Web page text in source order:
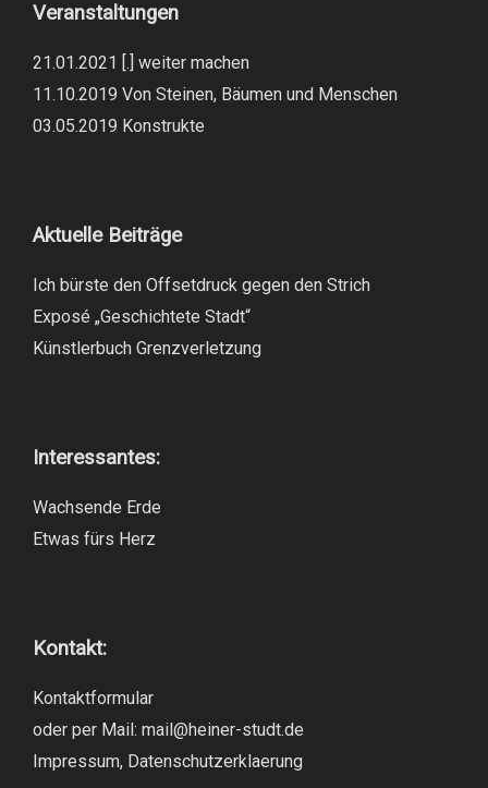
Veranstaltungen
21.01.2021 [.] weiter machen
11.10.2019 Von Steinen, Bäumen und Menschen
03.05.2019 Konstrukte
Aktuelle Beiträge
Ich bürste den Offsetdruck gegen den Strich
Exposé „Geschichtete Stadt“
Künstlerbuch Grenzverletzung
Interessantes:
Wachsende Erde
Etwas fürs Herz
Kontakt:
Kontaktformular
oder per Mail: mail@heiner-studt.de
Impressum, Datenschutzerklaerung